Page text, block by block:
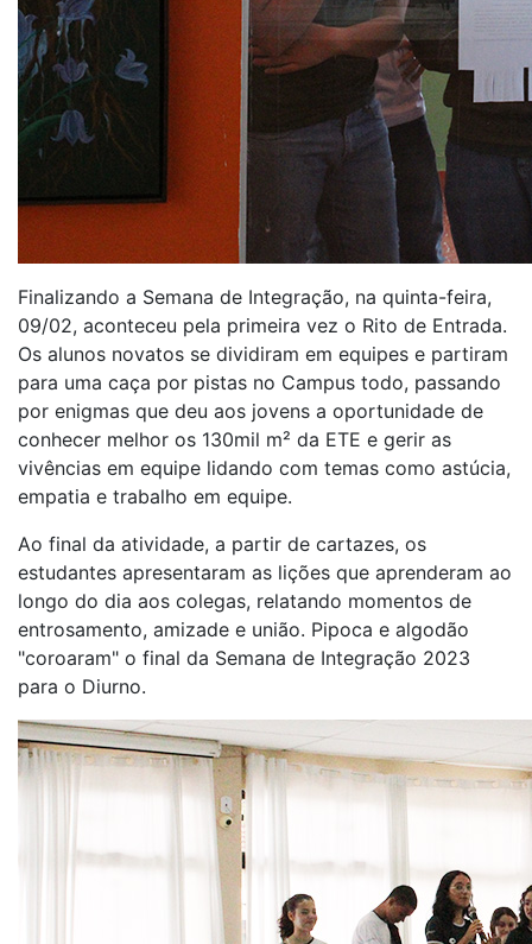
Finalizando a Semana de Integração, na quinta-feira,
09/02, aconteceu pela primeira vez o Rito de Entrada.
Os alunos novatos se dividiram em equipes e partiram
para uma caça por pistas no Campus todo, passando
por enigmas que deu aos jovens a oportunidade de
conhecer melhor os 130mil m² da ETE e gerir as
vivências em equipe lidando com temas como astúcia,
empatia e trabalho em equipe.
Ao final da atividade, a partir de cartazes, os
estudantes apresentaram as lições que aprenderam ao
longo do dia aos colegas, relatando momentos de
entrosamento, amizade e união. Pipoca e algodão
"coroaram" o final da Semana de Integração 2023
para o Diurno.